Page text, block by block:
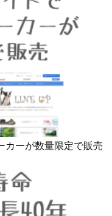
カーが数量限定で販売